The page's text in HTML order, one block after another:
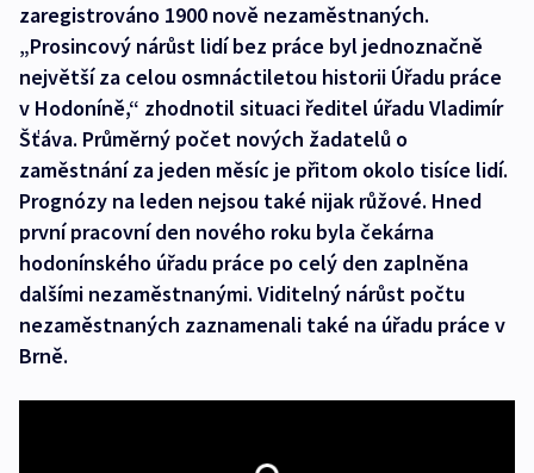
zaregistrováno 1900 nově nezaměstnaných.
„Prosincový nárůst lidí bez práce byl jednoznačně
největší za celou osmnáctiletou historii Úřadu práce
v Hodoníně,“ zhodnotil situaci ředitel úřadu Vladimír
Šťáva. Průměrný počet nových žadatelů o
zaměstnání za jeden měsíc je přitom okolo tisíce lidí.
Prognózy na leden nejsou také nijak růžové. Hned
první pracovní den nového roku byla čekárna
hodonínského úřadu práce po celý den zaplněna
dalšími nezaměstnanými. Viditelný nárůst počtu
nezaměstnaných zaznamenali také na úřadu práce v
Brně.